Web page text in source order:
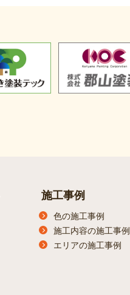
施工事例
色の施工事例
施工内容の施工事例
エリアの施工事例